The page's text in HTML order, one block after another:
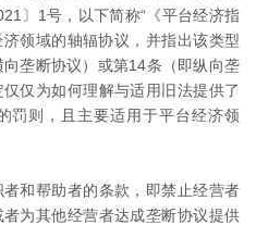
〕1号，以下简称“《平台经济指
领域的轴辐协议，并指出该类型
垄断协议）或第14条（即纵向垄
仅为如何理解与适用旧法提供了
罚则，且主要适用于平台经济领
和帮助者的条款，即禁止经营者
为其他经营者达成垄断协议提供